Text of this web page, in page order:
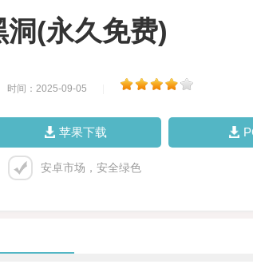
洞(永久免费)
时间：2025-09-05
苹果下载
安卓市场，安全绿色